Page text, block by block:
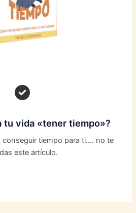
tu vida «tener tiempo»?
conseguir tiempo para ti…. no te
este artículo.